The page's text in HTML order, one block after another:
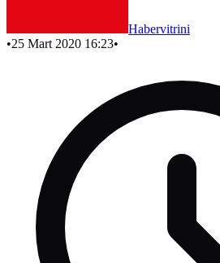
Habervitrini
•25 Mart 2020 16:23•